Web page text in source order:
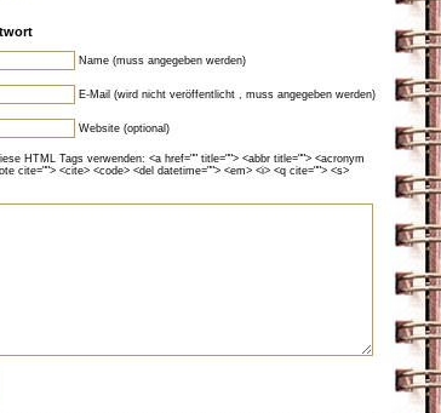
Name (muss angegeben werden)
E-Mail (wird nicht veröffentlicht , muss angegeben werden)
Website (optional)
HTML Tags verwenden: <a href="" title=""> <abbr title=""> <acronym
cite=""> <cite> <code> <del datetime=""> <em> <i> <q cite=""> <s>